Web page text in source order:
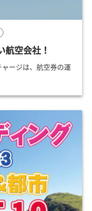
空会社！
ージは、航空券の運